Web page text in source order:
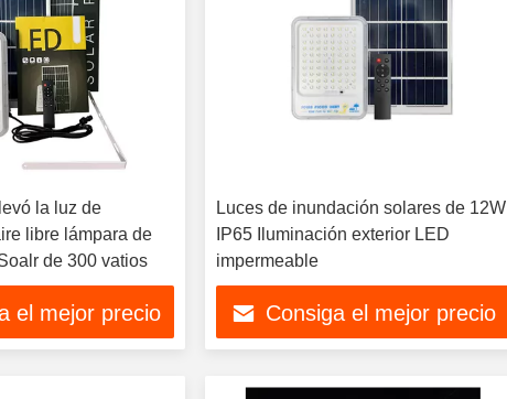
la luz de
libre lámpara de
de 300 vatios
el mejor precio
Luces de inundación solares de 12W
IP65 Iluminación exterior LED
impermeable
Consiga el mejor precio